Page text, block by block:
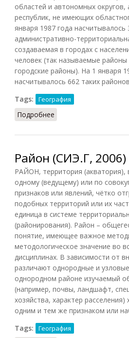
областей и автономных
республик, не имеющих
января 1987 года насчитывалось
административно-
создаваемая в городах с
человек (так называемые районы
городские районы). На 1 января
насчитывалось 662 таких
Tags:
География
Подробнее
Район (СИЭ.Г, 2006)
РАЙОН, территория (акватория),
одному (ведущему) или по
признаков или явлений, чётко
подобных территорий или их
единица в системе
(районирования). Район –
понятие, имеющее важное
методологическое значение во
дисциплинах. В зависимости от
различают однородные и
однородном районе изучаемый
(например, почвы, ландшафт,
хозяйства, характер расселения)
одним и тем же признаком или
Tags:
География